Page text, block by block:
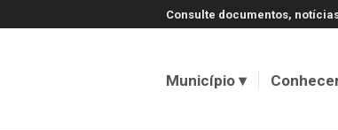
Consulte documentos,
Município